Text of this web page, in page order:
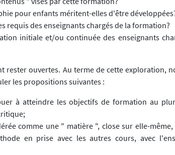
pour enfants méritent-elles d'être
requis des enseignants chargés de la formation?
initiale et/ou continuée des enseignants
rester ouvertes. Au terme de cette exploration,
les propositions suivantes :
à atteindre les objectifs de formation au
comme une " matière ", close sur elle-
en prise avec les autres cours, avec